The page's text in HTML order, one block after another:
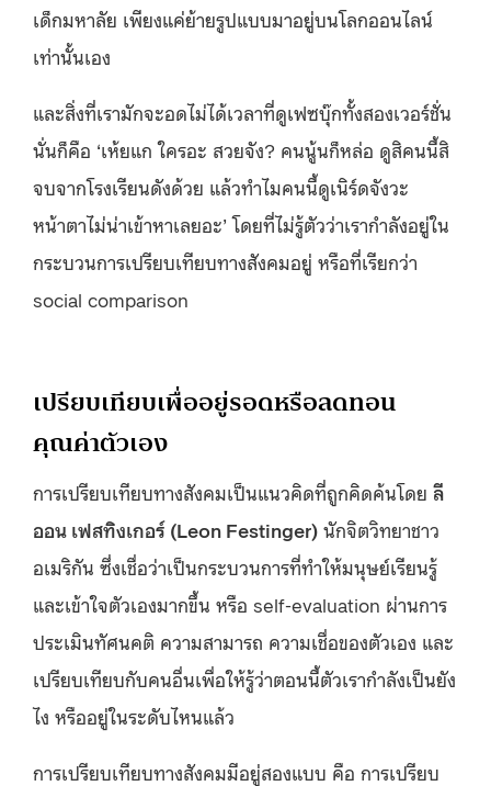
เด็กมหาลัย เพียงแค่ย้ายรูปแบบมาอยู่บนโลกออนไลน์
เท่านั้นเอง
และสิ่งที่เรามักจะอดไม่ได้เวลาที่ดูเฟซบุ๊กทั้งสองเวอร์ชั่น
นั่นก็คือ ‘เห้ยแก ใครอะ สวยจัง? คนนู้นก็หล่อ ดูสิคนนี้สิ
จบจากโรงเรียนดังด้วย แล้วทำไมคนนี้ดูเนิร์ดจังวะ
หน้าตาไม่น่าเข้าหาเลยอะ’ โดยที่ไม่รู้ตัวว่าเรากำลังอยู่ใน
กระบวนการเปรียบเทียบทางสังคมอยู่ หรือที่เรียกว่า
social comparison
เปรียบเทียบเพื่ออยู่รอดหรือลดทอน
คุณค่าตัวเอง
การเปรียบเทียบทางสังคมเป็นแนวคิดที่ถูกคิดค้นโดย ลี
ออน เฟสทิงเกอร์ (Leon Festinger) นักจิตวิทยาชาว
อเมริกัน ซึ่งเชื่อว่าเป็นกระบวนการที่ทำให้มนุษย์เรียนรู้
และเข้าใจตัวเองมากขึ้น หรือ self-evaluation ผ่านการ
ประเมินทัศนคติ ความสามารถ ความเชื่อของตัวเอง และ
เปรียบเทียบกับคนอื่นเพื่อให้รู้ว่าตอนนี้ตัวเรากำลังเป็นยัง
ไง หรืออยู่ในระดับไหนแล้ว
การเปรียบเทียบทางสังคมมีอยู่สองแบบ คือ การเปรียบ